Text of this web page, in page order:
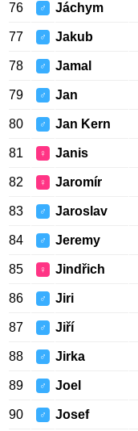
76 ♂ Jáchym
77 ♂ Jakub
78 ♂ Jamal
79 ♂ Jan
80 ♂ Jan Kern
81 ♀ Janis
82 ♀ Jaromír
83 ♂ Jaroslav
84 ♂ Jeremy
85 ♀ Jindřich
86 ♂ Jiri
87 ♂ Jiří
88 ♂ Jirka
89 ♂ Joel
90 ♂ Josef